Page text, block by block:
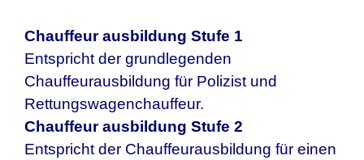
Chauffeur ausbildung Stufe 1
Entspricht der grundlegenden
Chauffeurausbildung für Polizist und
Rettungswagenchauffeur.
Chauffeur ausbildung Stufe 2
Entspricht der Chauffeurausbildung für einen